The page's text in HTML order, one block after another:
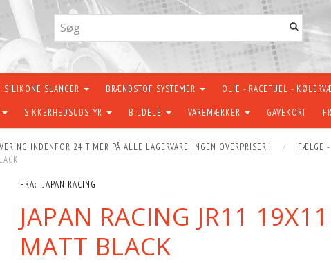
SILIKONE SLANGER BRÆNDSTOF SYSTEMER OLIE - RACEFUEL -
SIKKERHEDSUDSTYR BILDELE VAREMÆRKER GAVEKORT
INDENFOR 24 TIMER PÅ ALLE LAGERVARE. INGEN OVERPRISER.!! FÆLGE
FRA: JAPAN RACING
JAPAN RACING JR11
MATT BLACK